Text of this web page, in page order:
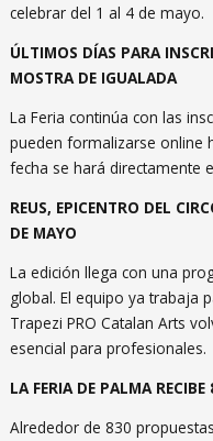
celebrar del 1 al 4 de mayo.
ÚLTIMOS DÍAS PARA
MOSTRA DE IGUALADA
La Feria continúa con las
pueden formalizarse online
fecha se hará directamente
REUS, EPICENTRO DEL
DE MAYO
La edición llega con una
global. El equipo ya trabaja
Trapezi PRO Catalan Arts
esencial para profesionales.
LA FERIA DE PALMA
Alrededor de 830